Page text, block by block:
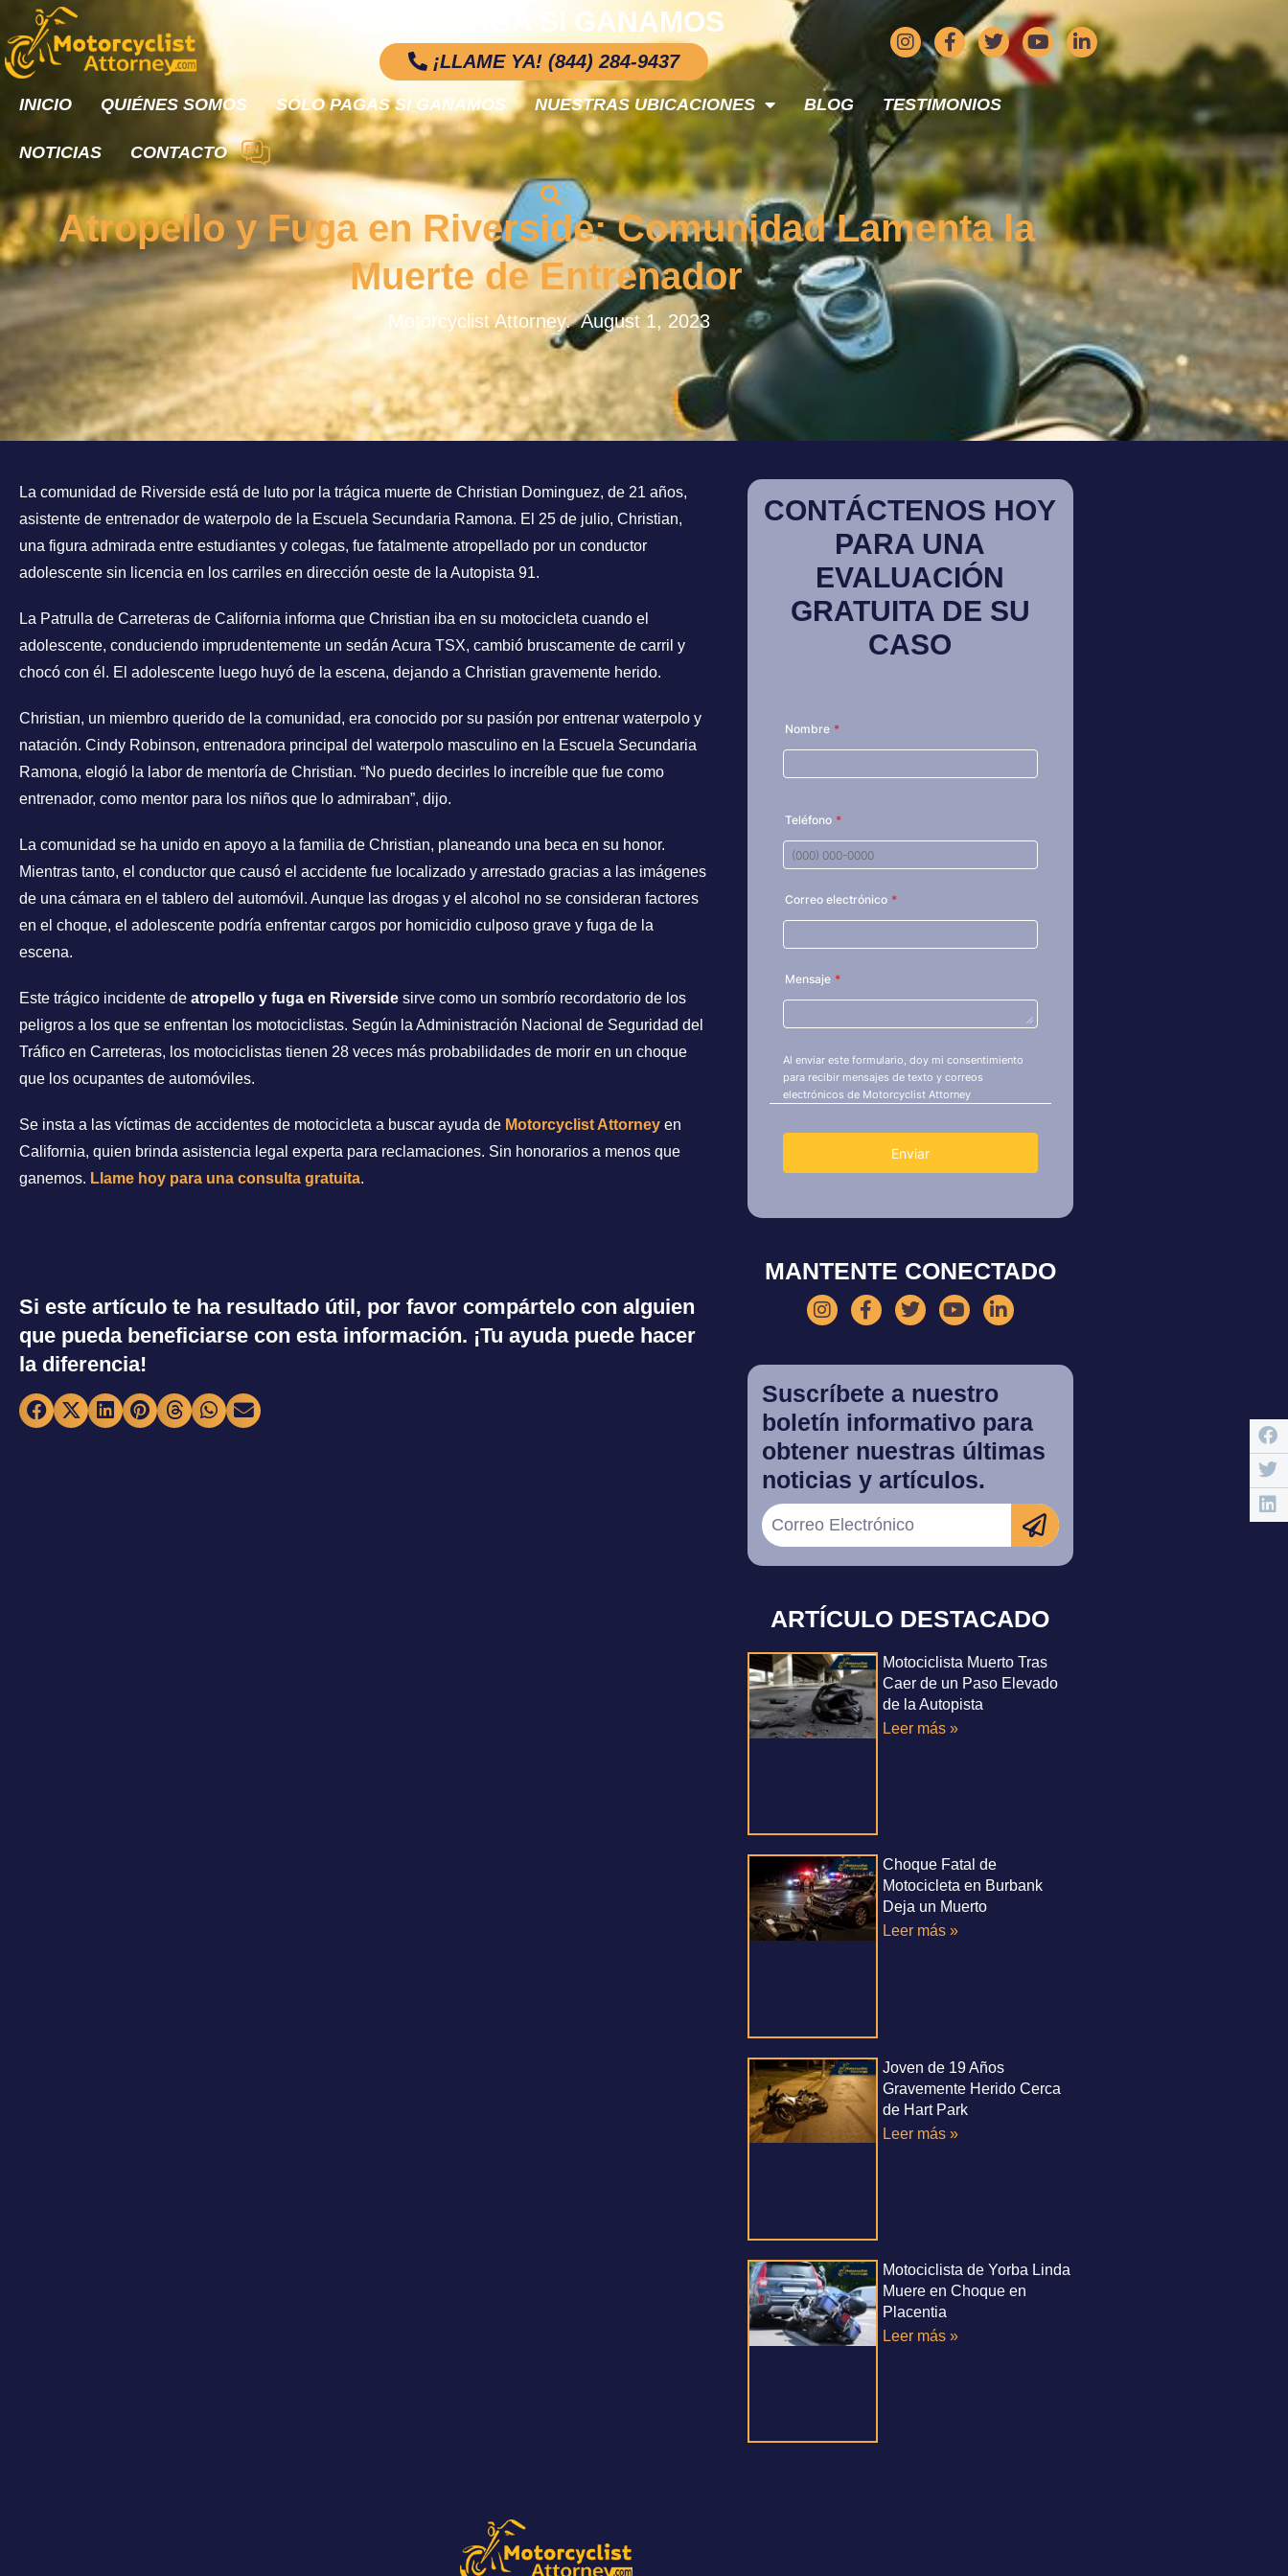
SOLO PAGA SI GANAMOS
¡LLAME YA! (844) 284-9437
INICIO QUIÉNES SOMOS SÓLO PAGAS SI GANAMOS NUESTRAS UBICACIONES BLOG TESTIMONIOS
NOTICIAS CONTACTO
Atropello y Fuga en Riverside: Comunidad Lamenta la
Muerte de Entrenador
Motorcyclist Attorney. August 1, 2023
La comunidad de Riverside está de luto por la trágica muerte de Christian Dominguez, de 21 años,
asistente de entrenador de waterpolo de la Escuela Secundaria Ramona. El 25 de julio, Christian,
una figura admirada entre estudiantes y colegas, fue fatalmente atropellado por un conductor
adolescente sin licencia en los carriles en dirección oeste de la Autopista 91.
La Patrulla de Carreteras de California informa que Christian iba en su motocicleta cuando el
adolescente, conduciendo imprudentemente un sedán Acura TSX, cambió bruscamente de carril y
chocó con él. El adolescente luego huyó de la escena, dejando a Christian gravemente herido.
Christian, un miembro querido de la comunidad, era conocido por su pasión por entrenar waterpolo y
natación. Cindy Robinson, entrenadora principal del waterpolo masculino en la Escuela Secundaria
Ramona, elogió la labor de mentoría de Christian. “No puedo decirles lo increíble que fue como
entrenador, como mentor para los niños que lo admiraban”, dijo.
La comunidad se ha unido en apoyo a la familia de Christian, planeando una beca en su honor.
Mientras tanto, el conductor que causó el accidente fue localizado y arrestado gracias a las imágenes
de una cámara en el tablero del automóvil. Aunque las drogas y el alcohol no se consideran factores
en el choque, el adolescente podría enfrentar cargos por homicidio culposo grave y fuga de la
escena.
Este trágico incidente de atropello y fuga en Riverside sirve como un sombrío recordatorio de los
peligros a los que se enfrentan los motociclistas. Según la Administración Nacional de Seguridad del
Tráfico en Carreteras, los motociclistas tienen 28 veces más probabilidades de morir en un choque
que los ocupantes de automóviles.
Se insta a las víctimas de accidentes de motocicleta a buscar ayuda de Motorcyclist Attorney en
California, quien brinda asistencia legal experta para reclamaciones. Sin honorarios a menos que
ganemos. Llame hoy para una consulta gratuita.
Si este artículo te ha resultado útil, por favor compártelo con alguien
que pueda beneficiarse con esta información. ¡Tu ayuda puede hacer
la diferencia!
CONTÁCTENOS HOY
PARA UNA
EVALUACIÓN
GRATUITA DE SU
CASO
MANTENTE CONECTADO
Suscríbete a nuestro
boletín informativo para
obtener nuestras últimas
noticias y artículos.
ARTÍCULO DESTACADO
Motociclista Muerto Tras
Caer de un Paso Elevado
de la Autopista
Leer más »
Choque Fatal de
Motocicleta en Burbank
Deja un Muerto
Leer más »
Joven de 19 Años
Gravemente Herido Cerca
de Hart Park
Leer más »
Motociclista de Yorba Linda
Muere en Choque en
Placentia
Leer más »